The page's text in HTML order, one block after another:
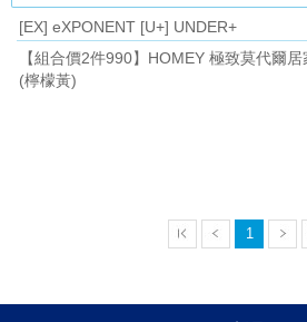
[EX] eXPONENT [U+] UNDER+
【組合價2件990】HOMEY 極致莫代爾
(檸檬黃)
1